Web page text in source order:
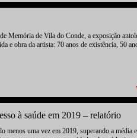
Memória de Vila do Conde, a exposição
e obra da artista: 70 anos de existência, 50
à saúde em 2019 – relatório
menos uma vez em 2019, superando a média